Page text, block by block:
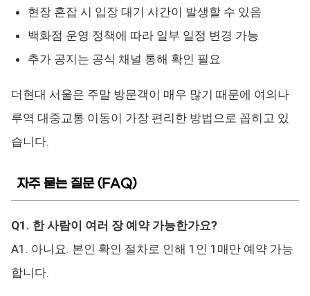
현장 혼잡 시 입장 대기 시간이 발생할 수 있음
백화점 운영 정책에 따라 일부 일정 변경 가능
추가 공지는 공식 채널 통해 확인 필요
더현대 서울은 주말 방문객이 매우 많기 때문에 여의나
루역 대중교통 이동이 가장 편리한 방법으로 꼽히고 있
습니다.
자주 묻는 질문 (FAQ)
Q1. 한 사람이 여러 장 예약 가능한가요?
A1. 아니요. 본인 확인 절차로 인해 1인 1매만 예약 가능
합니다.